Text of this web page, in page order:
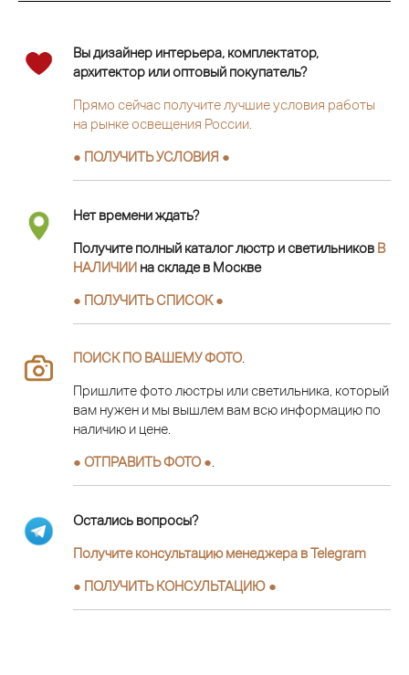
Вы дизайнер интерьера, комплектатор,
архитектор или оптовый покупатель?
Прямо сейчас получите лучшие условия работы
на рынке освещения России.
● ПОЛУЧИТЬ УСЛОВИЯ ●
Нет времени ждать?
Получите полный каталог люстр и светильников В
НАЛИЧИИ на складе в Москве
● ПОЛУЧИТЬ СПИСОК ●
ПОИСК ПО ВАШЕМУ ФОТО
Пришлите фото люстры или светильника, который
вам нужен и мы вышлем вам всю информацию по
наличию и цене.
● ОТПРАВИТЬ ФОТО ●
Остались вопросы?
Получите консультацию менеджера в Telegram
● ПОЛУЧИТЬ КОНСУЛЬТАЦИЮ ●